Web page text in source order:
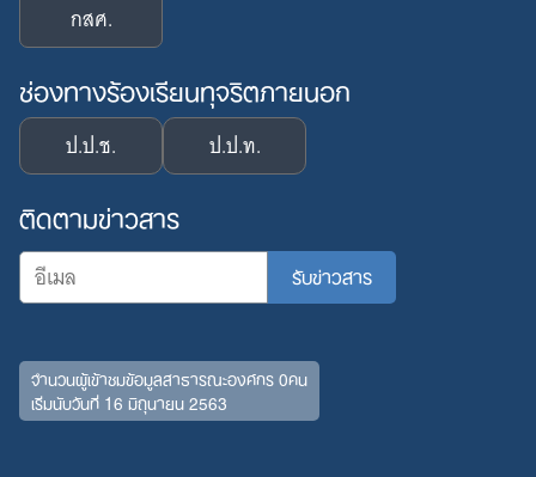
กสศ.
ช่องทางร้องเรียนทุจริตภายนอก
ป.ป.ช. ป.ป.ท.
ติดตามข่าวสาร
จำนวนผู้เข้าชมข้อมูลสาธารณะองค์กร 0คน
เริ่มนับวันที่ 16 มิถุนายน 2563